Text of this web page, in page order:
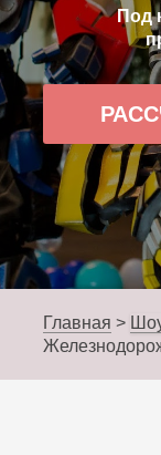
Под
Главная >